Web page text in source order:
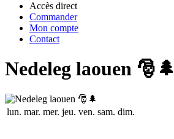
Accès direct
Commander
Mon compte
Contact
Nedeleg laouen 🎅🌲
lun. mar. mer. jeu. ven. sam. dim.